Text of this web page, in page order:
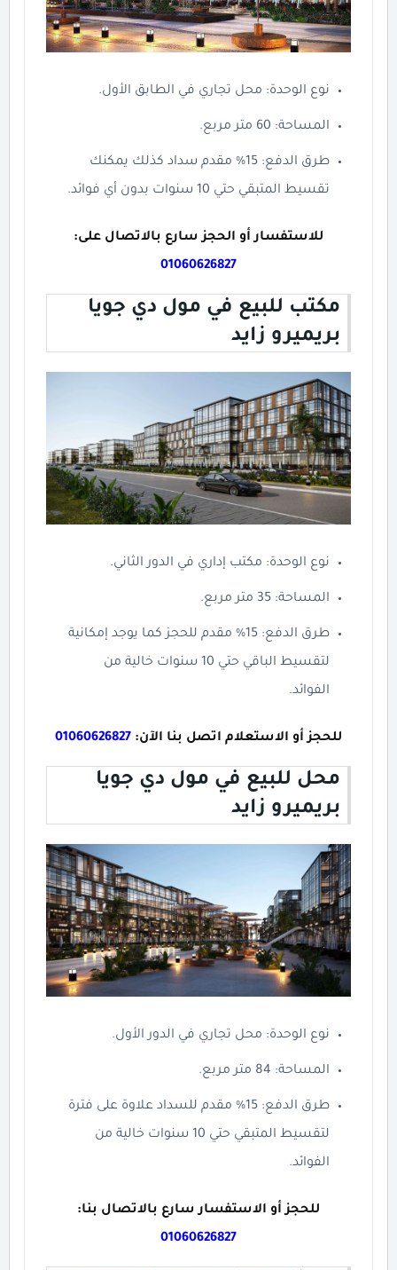
نوع الوحدة: محل تجاري في الطابق الأول.
المساحة: 60 متر مربع.
طرق الدفع: 15% مقدم سداد كذلك يمكنك
تقسيط المتبقي حتي 10 سنوات بدون أي فوائد.
للاستفسار أو الحجز سارع بالاتصال على:
01060626827
مكتب للبيع في مول دي جويا
بريميرو زايد
نوع الوحدة: مكتب إداري في الدور الثاني.
المساحة: 35 متر مربع.
طرق الدفع: 15% مقدم للحجز كما يوجد إمكانية
لتقسيط الباقي حتي 10 سنوات خالية من
الفوائد.
للحجز أو الاستعلام اتصل بنا الآن: 01060626827
محل للبيع في مول دي جويا
بريميرو زايد
نوع الوحدة: محل تجاري في الدور الأول.
المساحة: 84 متر مربع.
طرق الدفع: 15% مقدم للسداد علاوة على فترة
لتقسيط المتبقي حتي 10 سنوات خالية من
الفوائد.
للحجز أو الاستفسار سارع بالاتصال بنا:
01060626827